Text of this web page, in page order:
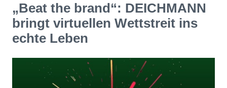
„Beat the brand“: DEICHMANN
bringt virtuellen Wettstreit ins
echte Leben